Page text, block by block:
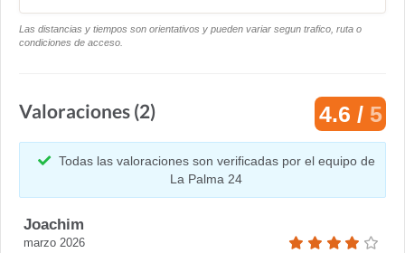
Las distancias y tiempos son orientativos y pueden variar segun trafico, ruta o
condiciones de acceso.
Valoraciones (2) 4.6 / 5
Todas las valoraciones son verificadas por el equipo de
La Palma 24
Joachim
marzo 2026